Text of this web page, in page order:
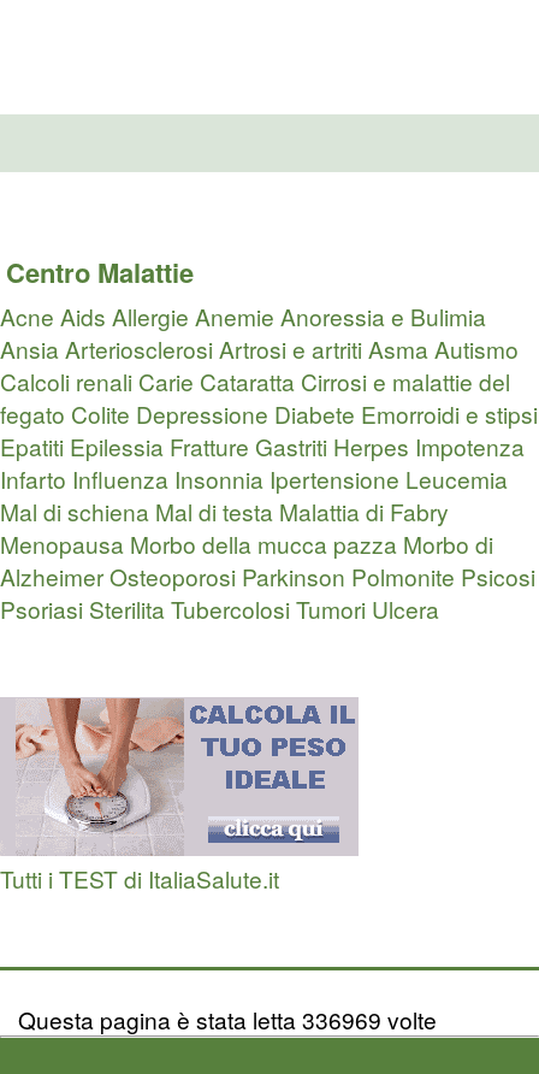
Centro Malattie
Acne Aids Allergie Anemie Anoressia e Bulimia
AnsiaArteriosclerosiArtrosi e artritiAsmaAutismo
Calcoli renali Carie Cataratta Cirrosi e malattie del
fegato Colite Depressione Diabete Emorroidi e stipsi
Epatiti Epilessia Fratture Gastriti Herpes Impotenza
Infarto Influenza Insonnia Ipertensione Leucemia
Mal di schiena Mal di testa Malattia di Fabry
Menopausa Morbo della mucca pazza Morbo di
AlzheimerOsteoporosi Parkinson Polmonite Psicosi
Psoriasi SterilitaTubercolosiTumori Ulcera
Tutti i TEST di ItaliaSalute.it
Questa pagina è stata letta 336969 volte